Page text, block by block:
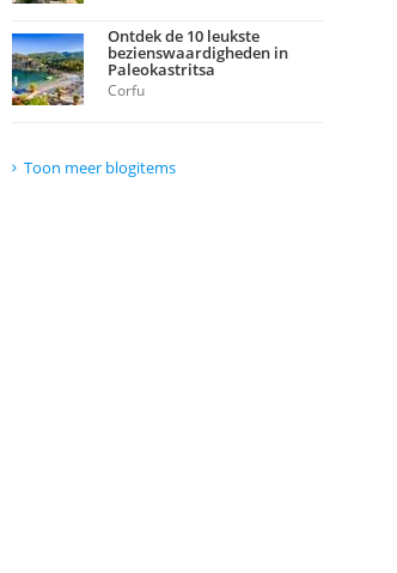
Ontdek de 10 leukste
bezienswaardigheden in
Paleokastritsa
Corfu
Toon meer blogitems